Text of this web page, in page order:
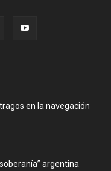
en la navegación
argentina